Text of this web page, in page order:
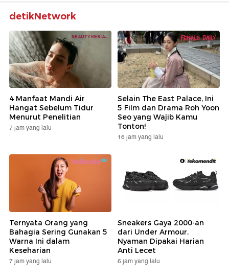
detikNetwork
4 Manfaat Mandi Air
Hangat Sebelum Tidur
Menurut Penelitian
7 jam yang lalu
Selain The East Palace, Ini
5 Film dan Drama Roh Yoon
Seo yang Wajib Kamu
Tonton!
16 jam yang lalu
Ternyata Orang yang
Bahagia Sering Gunakan 5
Warna Ini dalam
Keseharian
7 jam yang lalu
Sneakers Gaya 2000-an
dari Under Armour,
Nyaman Dipakai Harian
Anti Lecet
6 jam yang lalu